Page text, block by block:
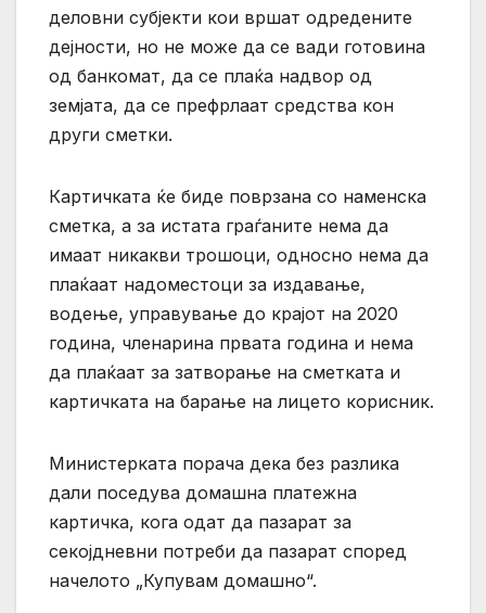
деловни субјекти кои вршат одредените
дејности, но не може да се вади готовина
од банкомат, да се плаќа надвор од
земјата, да се префрлаат средства кон
други сметки.
Картичката ќе биде поврзана со наменска
сметка, а за истата граѓаните нема да
имаат никакви трошоци, односно нема да
плаќаат надоместоци за издавање,
водење, управување до крајот на 2020
година, членарина првата година и нема
да плаќаат за затворање на сметката и
картичката на барање на лицето корисник.
Министерката порача дека без разлика
дали поседува домашна платежна
картичка, кога одат да пазарат за
секојдневни потреби да пазарат според
начелото „Купувам домашно“.